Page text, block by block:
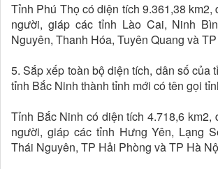
Tỉnh Phú Thọ có diện tích 9.361,38 km2,
người, giáp các tỉnh Lào Cai, Ninh
Nguyên, Thanh Hóa, Tuyên Quang và
5. Sắp xếp toàn bộ diện tích, dân số của
tỉnh Bắc Ninh thành tỉnh mới có tên gọi
Tỉnh Bắc Ninh có diện tích 4.718,6 km2,
người, giáp các tỉnh Hưng Yên, Lạng
Thái Nguyên, TP Hải Phòng và TP Hà